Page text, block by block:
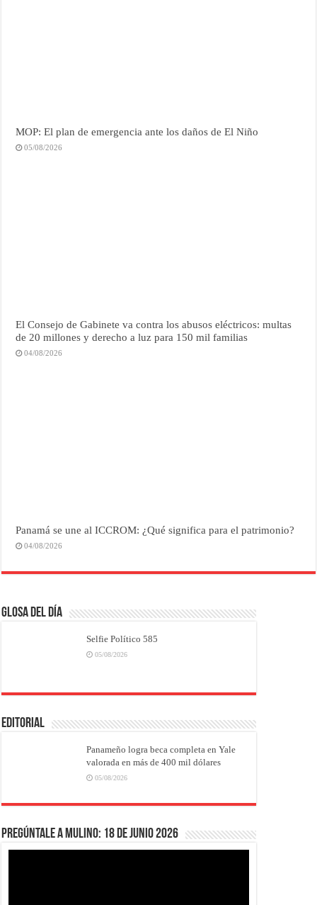
MOP: El plan de emergencia ante los daños de El Niño
05/08/2026
El Consejo de Gabinete va contra los abusos eléctricos: multas
de 20 millones y derecho a luz para 150 mil familias
04/08/2026
Panamá se une al ICCROM: ¿Qué significa para el patrimonio?
04/08/2026
Glosa del Día
Selfie Político 585
05/08/2026
EDITORIAL
Panameño logra beca completa en Yale
valorada en más de 400 mil dólares
05/08/2026
Pregúntale a Mulino: 18 de junio 2026